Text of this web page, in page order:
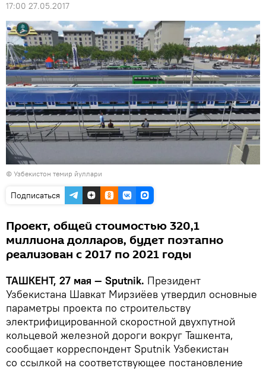
17:00 27.05.2017
© Узбекистон темир йуллари
Подписаться
Проект, общей стоимостью 320,1
миллиона долларов, будет поэтапно
реализован с 2017 по 2021 годы
ТАШКЕНТ, 27 мая — Sputnik. Президент
Узбекистана Шавкат Мирзиёев утвердил основные
параметры проекта по строительству
электрифицированной скоростной двухпутной
кольцевой железной дороги вокруг Ташкента,
сообщает корреспондент Sputnik Узбекистан
со ссылкой на соответствующее постановление